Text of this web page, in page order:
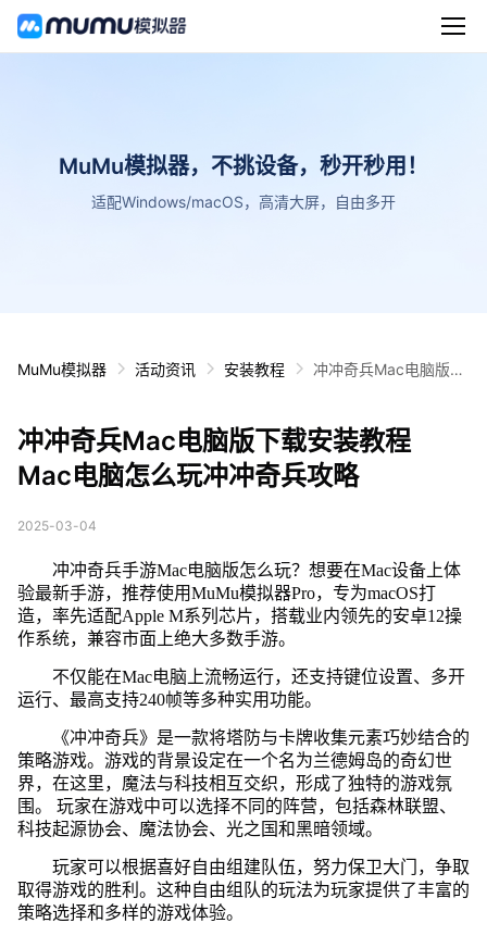
MuMu模拟器，不挑设备，秒开秒用！
适配Windows/macOS，高清大屏，自由多开
MuMu模拟器 活动资讯 安装教程
冲冲奇兵Mac电脑版下
冲冲奇兵Mac电脑版下载安装教程
Mac电脑怎么玩冲冲奇兵攻略
2025-03-04
冲冲奇兵手游Mac电脑版怎么玩？想要在Mac设备上体
验最新手游，推荐使用MuMu模拟器Pro，专为macOS打
造，率先适配Apple M系列芯片，搭载业内领先的安卓12操
作系统，兼容市面上绝大多数手游。
不仅能在Mac电脑上流畅运行，还支持键位设置、多开
运行、最高支持240帧等多种实用功能。
《冲冲奇兵》是一款将塔防与卡牌收集元素巧妙结合的
策略游戏。游戏的背景设定在一个名为兰德姆岛的奇幻世
界，在这里，魔法与科技相互交织，形成了独特的游戏氛
围。 玩家在游戏中可以选择不同的阵营，包括森林联盟、
科技起源协会、魔法协会、光之国和黑暗领域。
玩家可以根据喜好自由组建队伍，努力保卫大门，争取
取得游戏的胜利。这种自由组队的玩法为玩家提供了丰富的
策略选择和多样的游戏体验。